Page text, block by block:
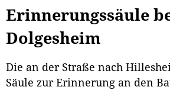
Erinnerungssäule
Dolgesheim
Die an der Straße nach
Säule zur Erinnerung an den